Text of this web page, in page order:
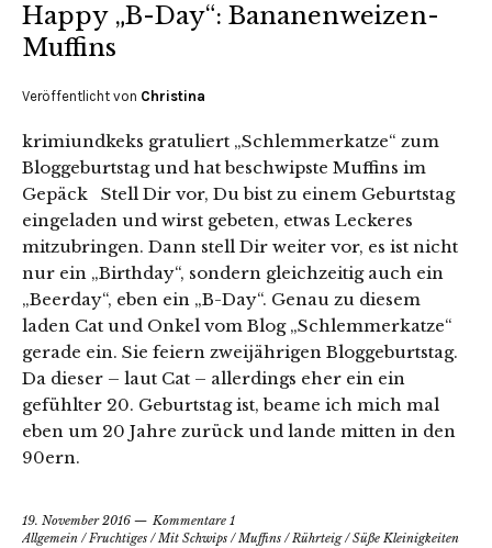
Happy „B-Day“: Bananenweizen-
Muffins
Veröffentlicht von Christina
krimiundkeks gratuliert „Schlemmerkatze“ zum
Bloggeburtstag und hat beschwipste Muffins im
Gepäck Stell Dir vor, Du bist zu einem Geburtstag
eingeladen und wirst gebeten, etwas Leckeres
mitzubringen. Dann stell Dir weiter vor, es ist nicht
nur ein „Birthday“, sondern gleichzeitig auch ein
„Beerday“, eben ein „B-Day“. Genau zu diesem
laden Cat und Onkel vom Blog „Schlemmerkatze“
gerade ein. Sie feiern zweijährigen Bloggeburtstag.
Da dieser – laut Cat – allerdings eher ein ein
gefühlter 20. Geburtstag ist, beame ich mich mal
eben um 20 Jahre zurück und lande mitten in den
90ern.
19. November 2016
Kommentare 1
Allgemein /Fruchtiges /Mit Schwips /Muffins /Rührteig/Süße Kleinigkeiten